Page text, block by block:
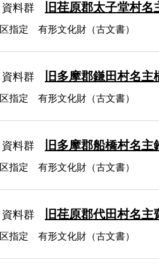
資料群 旧荏原郡太子堂村
区指定 有形文化財（古文書）
資料群 旧多摩郡鎌田村名
区指定 有形文化財（古文書）
資料群 旧多摩郡船橋村名
区指定 有形文化財（古文書）
資料群 旧荏原郡代田村名
区指定 有形文化財（古文書）